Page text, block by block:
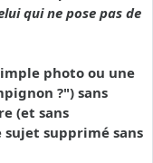
qui ne pose pas de
photo ou une
?") sans
(et sans
supprimé sans